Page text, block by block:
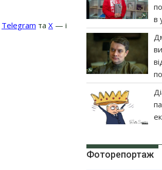
Telegram та Х — і
в
Фоторепортаж